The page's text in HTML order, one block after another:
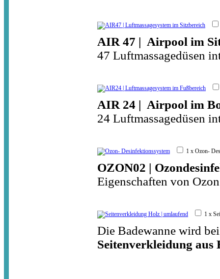
AIR 47 | Airpool im
47 Luftmassagedüsen
AIR 24 | Airpool im
24 Luftmassagedüsen
1 x Ozon-
OZON02 |
Eigenschaften von Ozon
1 x
Die Badewanne wird
Seitenverkleidung aus